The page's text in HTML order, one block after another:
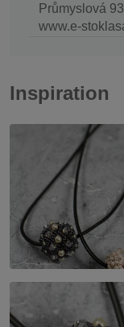
Průmyslová
www.e-
Inspiration